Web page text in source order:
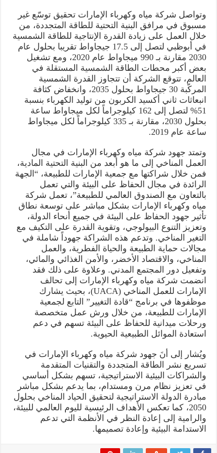
وتواصل شركة مياه وكهرباء الإمارات تحقيق توسّع غير
مسبوق في مرافق البنية التحتية للطاقة المتجددة، من
خلال العمل على زيادة القدرة الإنتاجية للطاقة الشمسية
في أبوظبي لتصل إلى 17.5 جيجاواط تقريبا بحلول عام
2030 مقارنة بـ 990 ميجاواط عام 2020، ومع تشغيل
بعض أكبر محطات الطاقة الشمسية المستقلة في
العالم، تتوقع الشركة أن تتجاوز القدرة الشمسية
المركّبة 30 جيجاواط بحلول 2035، وانخفاض كثافة
انبعاثات ثاني أكسيد الكربون من توليد الكهرباء بنسبة
51% لتصل إلى 162 كيلوجراماً لكل ميجاواط ساعة
بحلول 2030، مقارنة بـ 335 كيلوجراماً لكل ميجاواط
ساعة عام 2019.
وتمتد جهود شركة مياه وكهرباء الإمارات في مجال
العمل المناخي إلى ما هو أبعد من البنية التحتية المادية،
فمن خلال شراكتها مع جمعية الإمارات للطبيعة، “الجهة
الرائدة في مجال الحفاظ على البيئة والتي تعمل
بالتعاون مع الصندوق العالمي للطبيعة”، تعمل شركة
مياه وكهرباء الإمارات بشكل مباشر على توسعة نطاق
تأثير جهود الحفاظ على البيئة في جميع أنحاء الدولة،
وتعزيز التنوع البيولوجي، وتقوية القدرة على التكيف مع
التغير المناخي. وتدعم هذه الشراكة جهوداً شاملة في
مجالات حماية الطبيعة والحياة الفطرية، والعمل
المناخي، والاقتصاد الأخضر، والأمن الغذائي والمائي،
وتفعيل دور المجتمع المدني. وعلاوة على ذلك فقد
انضمت شركة مياه وكهرباء الإمارات إلى تحالف
الإمارات للعمل المناخي (UACA)، بحيث يشارك
موظفوها في برنامج “قادة التغيير” التابع لجمعية
الإمارات للطبيعة، من خلال ورش عمل متخصصة
ورحلات ميدانية للحفاظ على البيئة تسهم في دعم
استعادة الموائل الطبيعية الحيوية.
ويُشار إلى أنَ جهود شركة مياه وكهرباء الإمارات في
تسريع نشر الطاقة المتجددة والتقنيات المتقدمة
والشراكات البيئية الاستراتيجية، تسهم بشكل أساسي
في تعزيز نظام مرن ومستدام، بما يدعم بشكل مباشر
مبادرة الدولة الاستراتيجية لتحقيق الحياد المناخي بحلول
2050، كما تعكس الأهداف الرئيسية لليوم العالمي للبيئة،
والرامية إلى إعادة النظر في الأنظمة التي تدعم
الاستدامة البيئية وإعادة تصميمها.